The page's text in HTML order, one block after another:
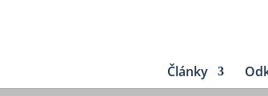
Články